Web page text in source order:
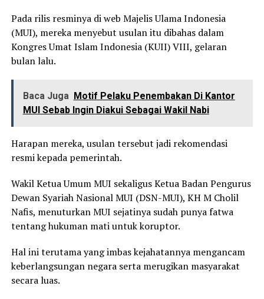
Pada rilis resminya di web Majelis Ulama Indonesia
(MUI), mereka menyebut usulan itu dibahas dalam
Kongres Umat Islam Indonesia (KUII) VIII, gelaran
bulan lalu.
Baca Juga Motif Pelaku Penembakan Di Kantor
MUI Sebab Ingin Diakui Sebagai Wakil Nabi
Harapan mereka, usulan tersebut jadi rekomendasi
resmi kepada pemerintah.
Wakil Ketua Umum MUI sekaligus Ketua Badan Pengurus
Dewan Syariah Nasional MUI (DSN-MUI), KH M Cholil
Nafis, menuturkan MUI sejatinya sudah punya fatwa
tentang hukuman mati untuk koruptor.
Hal ini terutama yang imbas kejahatannya mengancam
keberlangsungan negara serta merugikan masyarakat
secara luas.